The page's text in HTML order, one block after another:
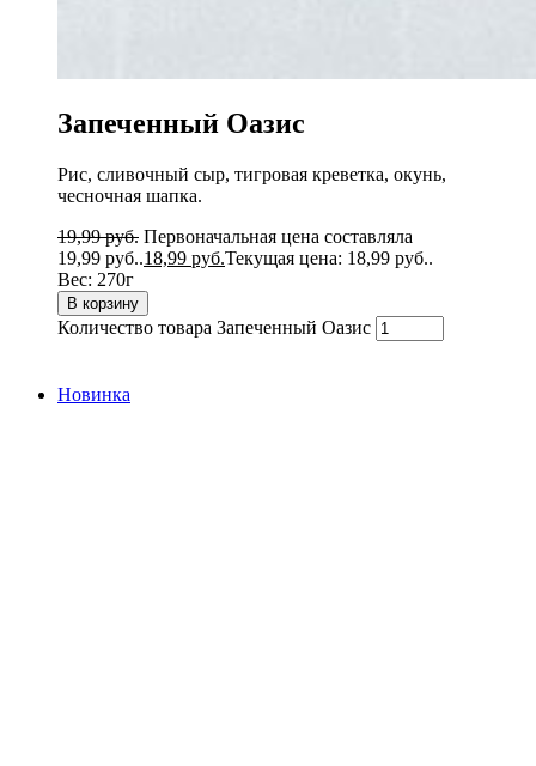
Запеченный Оазис
Рис, сливочный сыр, тигровая креветка, окунь,
чесночная шапка.
19,99руб. Первоначальная цена составляла
19,99 руб..18,99 руб.Текущая цена: 18,99 руб..
Вес: 270г
В корзину
Количество товара Запеченный Оазис
Новинка